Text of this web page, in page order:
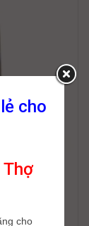
cho
cho